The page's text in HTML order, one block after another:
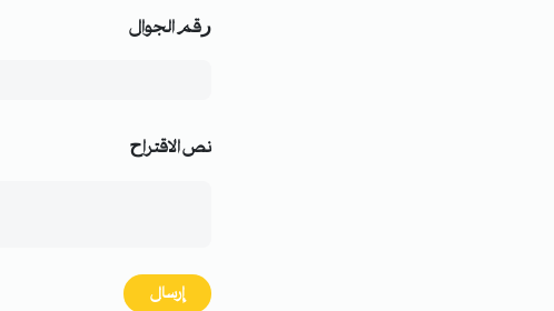
ﺭﻗﻢ الجوال
ﻧﺺ اﻻﻗﺘﺮاﺡ
إرسال